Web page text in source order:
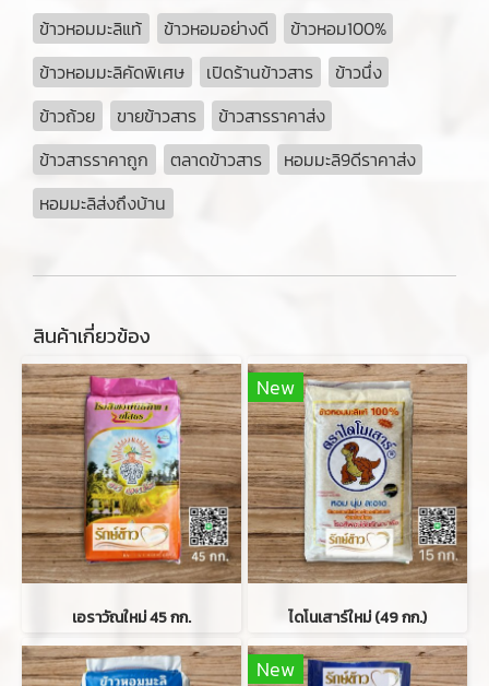
ข้าวหอมมะลิแท้
ข้าวหอมอย่างดี
ข้าวหอม100%
ข้าวหอมมะลิคัดพิเศษ
เปิดร้านข้าวสาร
ข้าวนึ่ง
ข้าวถ้วย
ขายข้าวสาร
ข้าวสารราคาส่ง
ข้าวสารราคาถูก
ตลาดข้าวสาร
หอมมะลิ9ดีราคาส่ง
หอมมะลิส่งถึงบ้าน
สินค้าเกี่ยวข้อง
เอราวัณใหม่ 45 กก.
New
ไดโนเสาร์ใหม่ (49 กก.)
New